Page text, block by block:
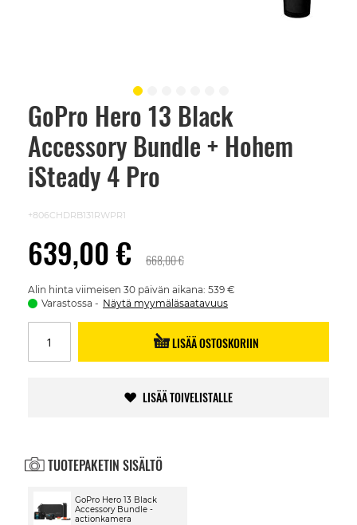
GoPro Hero 13 Black
Accessory Bundle + Hohem
iSteady 4 Pro
+806CHDRB131RWPR1
639,00 € 668,00 €
Alin hinta viimeisen 30 päivän aikana: 539 €
Varastossa
Näytä myymäläsaatavuus
LISÄÄ OSTOSKORIIN
LISÄÄ TOIVELISTALLE
TUOTEPAKETIN SISÄLTÖ
GoPro Hero 13 Black
Accessory Bundle -
actionkamera
Skip
beginning
images